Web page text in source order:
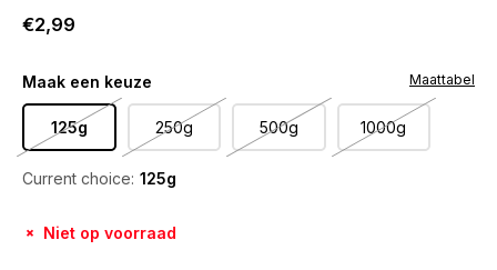
€2,99
Maak een keuze
125g 250g 500g 1000g
Current choice: 125g
Maattabel
Niet op voorraad